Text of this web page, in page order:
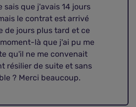
sais que j'avais 14 jours
le contrat est arrivé
de jours plus tard et ce
là que j'ai pu me
qu'il ne me convenait
résilier de suite et sans
? Merci beaucoup.